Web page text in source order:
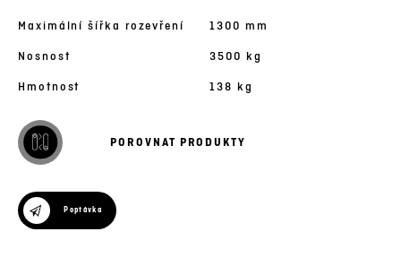
Maximální šířka rozevření
1300 mm
Nosnost
3500 kg
Hmotnost
138 kg
POROVNAT PRODUKTY
Poptávka